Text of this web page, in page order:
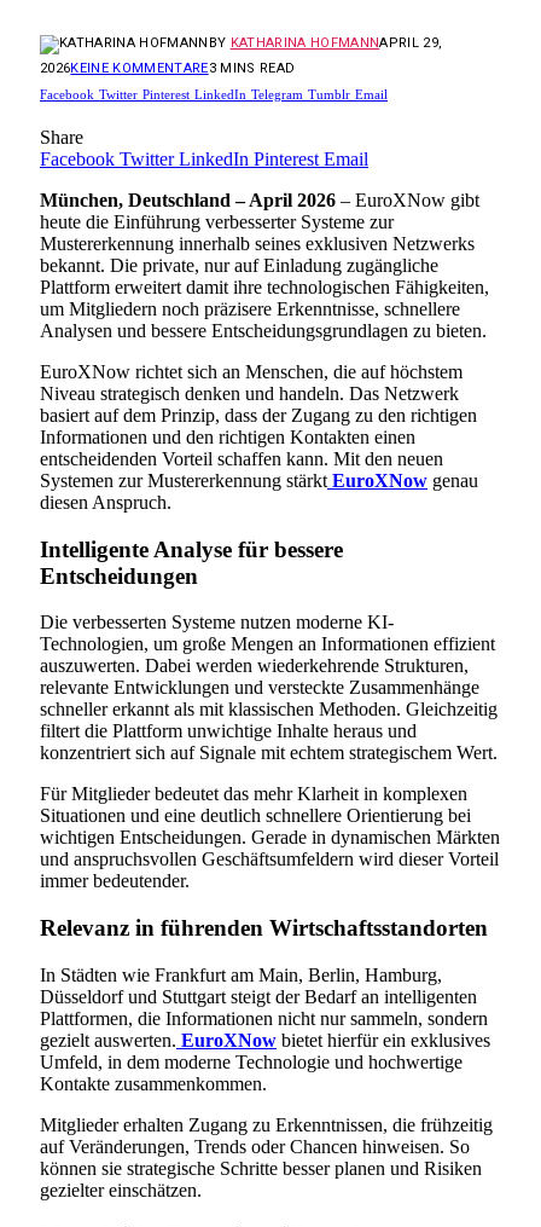
BY KATHARINA HOFMANNAPRIL 29,
2026KEINE KOMMENTARE3 MINS READ
Facebook Twitter Pinterest LinkedIn Telegram Tumblr Email
Share
Facebook Twitter LinkedIn Pinterest Email
München, Deutschland – April 2026 – EuroXNow gibt
heute die Einführung verbesserter Systeme zur
Mustererkennung innerhalb seines exklusiven Netzwerks
bekannt. Die private, nur auf Einladung zugängliche
Plattform erweitert damit ihre technologischen Fähigkeiten,
um Mitgliedern noch präzisere Erkenntnisse, schnellere
Analysen und bessere Entscheidungsgrundlagen zu bieten.
EuroXNow richtet sich an Menschen, die auf höchstem
Niveau strategisch denken und handeln. Das Netzwerk
basiert auf dem Prinzip, dass der Zugang zu den richtigen
Informationen und den richtigen Kontakten einen
entscheidenden Vorteil schaffen kann. Mit den neuen
Systemen zur Mustererkennung stärkt EuroXNow genau
diesen Anspruch.
Intelligente Analyse für bessere
Entscheidungen
Die verbesserten Systeme nutzen moderne KI-
Technologien, um große Mengen an Informationen effizient
auszuwerten. Dabei werden wiederkehrende Strukturen,
relevante Entwicklungen und versteckte Zusammenhänge
schneller erkannt als mit klassischen Methoden. Gleichzeitig
filtert die Plattform unwichtige Inhalte heraus und
konzentriert sich auf Signale mit echtem strategischem Wert.
Für Mitglieder bedeutet das mehr Klarheit in komplexen
Situationen und eine deutlich schnellere Orientierung bei
wichtigen Entscheidungen. Gerade in dynamischen Märkten
und anspruchsvollen Geschäftsumfeldern wird dieser Vorteil
immer bedeutender.
Relevanz in führenden Wirtschaftsstandorten
In Städten wie Frankfurt am Main, Berlin, Hamburg,
Düsseldorf und Stuttgart steigt der Bedarf an intelligenten
Plattformen, die Informationen nicht nur sammeln, sondern
gezielt auswerten. EuroXNow bietet hierfür ein exklusives
Umfeld, in dem moderne Technologie und hochwertige
Kontakte zusammenkommen.
Mitglieder erhalten Zugang zu Erkenntnissen, die frühzeitig
auf Veränderungen, Trends oder Chancen hinweisen. So
können sie strategische Schritte besser planen und Risiken
gezielter einschätzen.